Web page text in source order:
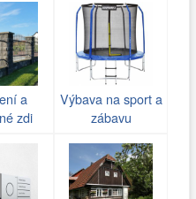
a
zdi
Výbava na sport a
zábavu